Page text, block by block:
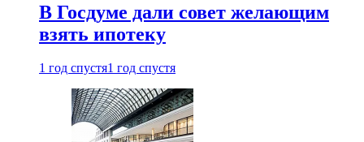
В Госдуме дали совет желающим
взять ипотеку
1 год спустя1 год спустя